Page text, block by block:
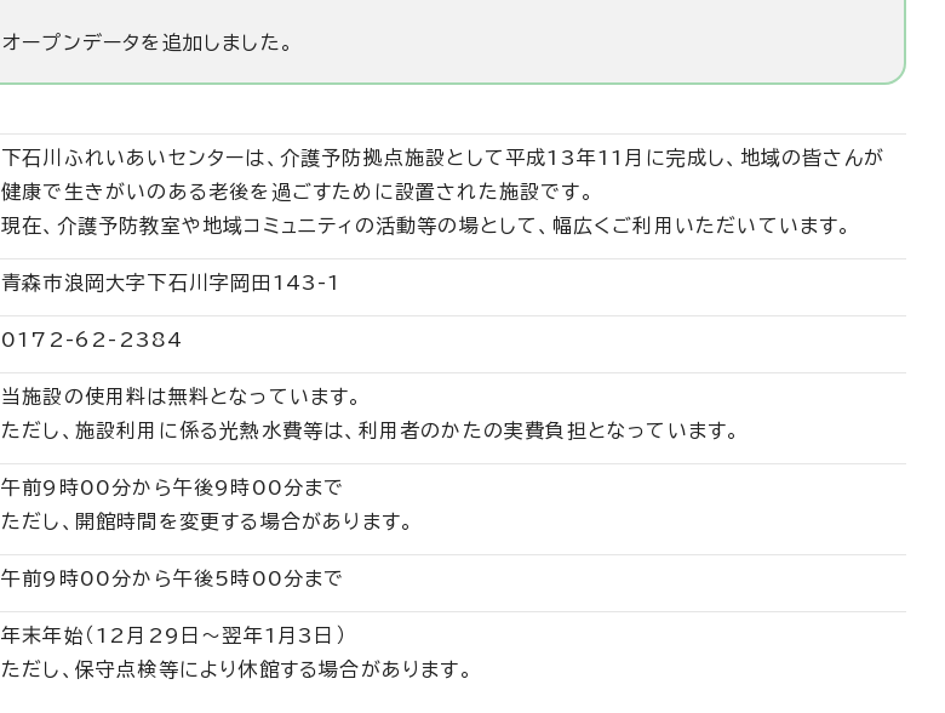
オープンデータを追加しました。
下石川ふれいあいセンターは、介護予防拠点施設として平成13年11月に完成し、地域の皆さんが
健康で生きがいのある老後を過ごすために設置された施設です。
現在、介護予防教室や地域コミュニティの活動等の場として、幅広くご利用いただいています。
青森市浪岡大字下石川字岡田143-1
0172-62-2384
当施設の使用料は無料となっています。
ただし、施設利用に係る光熱水費等は、利用者のかたの実費負担となっています。
午前9時00分から午後9時00分まで
ただし、開館時間を変更する場合があります。
午前9時00分から午後5時00分まで
年末年始（12月29日～翌年1月3日）
ただし、保守点検等により休館する場合があります。